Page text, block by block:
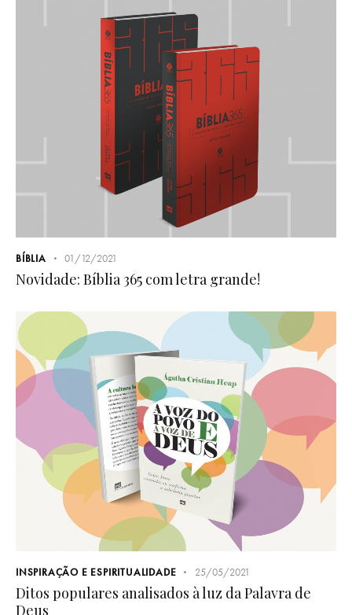
BÍBLIA 01/12/2021
Novidade: Bíblia 365 com letra grande!
INSPIRAÇÃO E ESPIRITUALIDADE 25/05/2021
Ditos populares analisados à luz da Palavra de
Deus